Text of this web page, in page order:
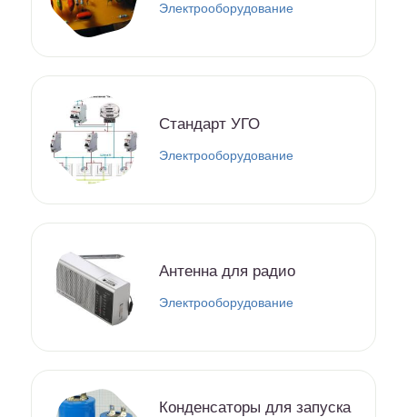
Электрооборудование
Стандарт УГО
Электрооборудование
Антенна для радио
Электрооборудование
Конденсаторы для запуска